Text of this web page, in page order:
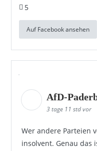
5
Auf Facebook ansehen
AfD-
3 tage 11 std vor
Wer andere Parteien
insolvent. Genau das